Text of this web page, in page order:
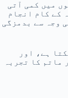
میں کمی آتی
کے کام انجام
وجہ سے بدمزگی
ہے، اور
ماتم کا تجربہ